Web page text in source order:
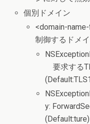
個別ドメイン
<domain-
制御するドメ
要求する
y:
(Default:ture)